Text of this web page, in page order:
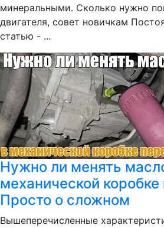
минеральными. Сколько нужно
двигателя, совет новичкам
статью - ...
Нужно ли менять
механической
Просто о сложном
Вышеперечисленные